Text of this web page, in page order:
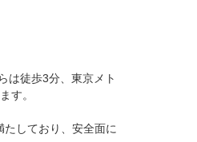
は徒歩3分、東京メト
す。
しており、安全面に